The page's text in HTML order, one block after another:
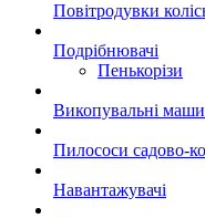
Повітродувки
Подрібнювачі
Пенькорізи
Викопувальні
Пилососи садово-
Навантажувачі